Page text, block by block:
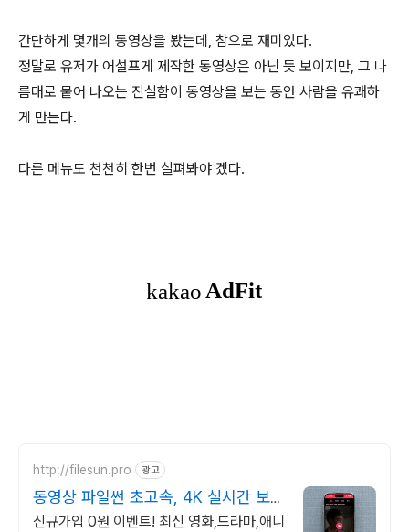
간단하게 몇개의 동영상을 봤는데, 참으로 재미있다.
정말로 유저가 어설프게 제작한 동영상은 아닌 듯 보이지만, 그 나
름대로 뭍어 나오는 진실함이 동영상을 보는 동안 사람을 유쾌하
게 만든다.
다른 메뉴도 천천히 한번 살펴봐야 겠다.
http://filesun.pro 광고
동영상 파일썬 초고속, 4K 실시간 보
기!
신규가입 0원 이벤트! 최신 영화,드라마,애니